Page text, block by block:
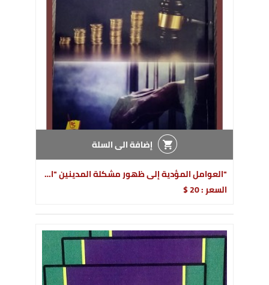
إضافة الى السلة
"العوامل المؤدية إلى ظهور مشكلة المدينين "التجار المتعثرين" مالياً في المجتمع
السعر : 20 $